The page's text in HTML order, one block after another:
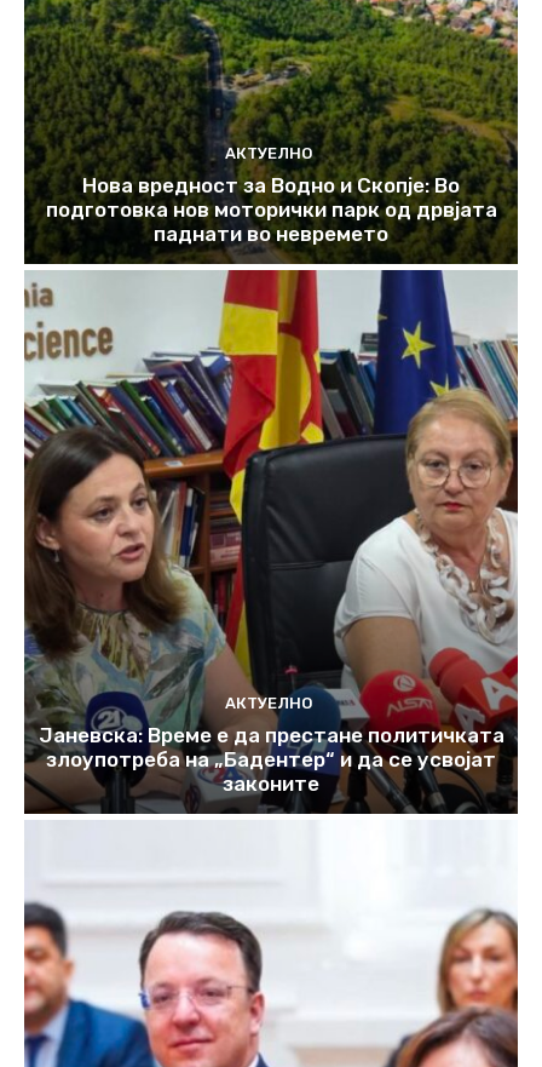
АКТУЕЛНО
Нова вредност за Водно и Скопје: Во
подготовка нов моторички парк од дрвјата
паднати во невремето
АКТУЕЛНО
Јаневска: Време е да престане политичката
злоупотреба на „Бадентер“ и да се усвојат
законите